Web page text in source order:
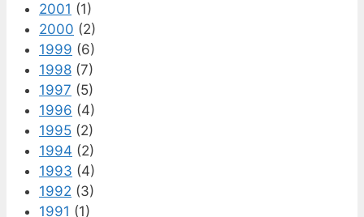
2001 (1)
2000 (2)
1999 (6)
1998 (7)
1997 (5)
1996 (4)
1995 (2)
1994 (2)
1993 (4)
1992 (3)
1991 (1)